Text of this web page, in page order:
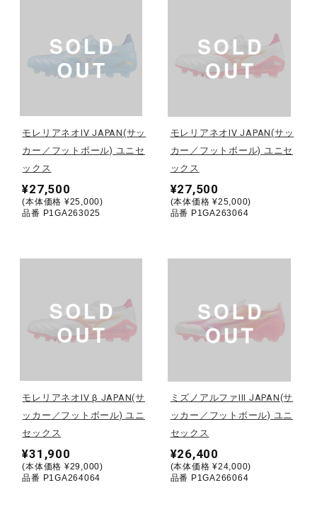
柔道
ウォーキングシューズ
インナー
アウトドア／レイン
サポーター
モレリアネオIV JAPAN(サッ
カー／フットボール) ユニセ
ックス
¥27,500
(本体価格 ¥25,000)
品番 P1GA263025
モレリアネオIV JAPAN(サッ
カー／フットボール) ユニセ
ックス
¥27,500
(本体価格 ¥25,000)
品番 P1GA263064
モレリアネオIV β JAPAN(サ
ッカー／フットボール) ユニ
セックス
¥31,900
(本体価格 ¥29,000)
品番 P1GA264064
ミズノアルファIII JAPAN(サ
ッカー／フットボール) ユニ
セックス
¥26,400
(本体価格 ¥24,000)
品番 P1GA266064